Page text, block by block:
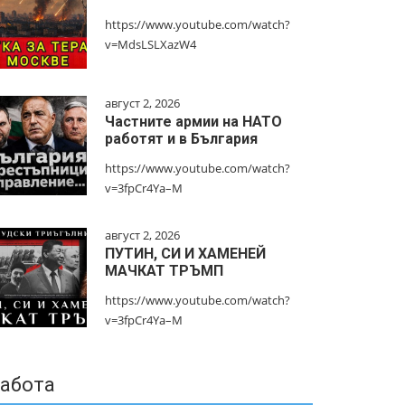
https://www.youtube.com/watch?
v=MdsLSLXazW4
август 2, 2026
Частните армии на НАТО
работят и в България
https://www.youtube.com/watch?
v=3fpCr4Ya–M
август 2, 2026
ПУТИН, СИ И ХАМЕНЕЙ
МАЧКАТ ТРЪМП
https://www.youtube.com/watch?
v=3fpCr4Ya–M